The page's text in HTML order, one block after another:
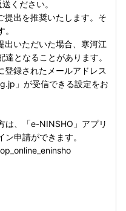
いいたします。
ピーした偽サイトが複数
十分にご注意いただきま
県寒河江市が寄附金の受
ください。
出を推奨いたします。そ
いただいた場合、寒河江
となることがあります。
録されたメールアドレス
」が受信できる設定をお
、「e-NINSHO」アプリ
申請ができます。